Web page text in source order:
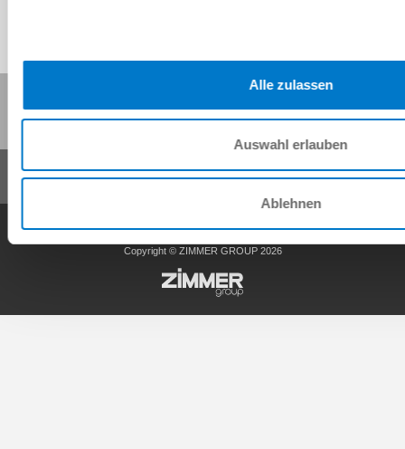
Alle zulassen
Auswahl erlauben
Ablehnen
Diese Seite teilen:
Copyright © ZIMMER GROUP 2026